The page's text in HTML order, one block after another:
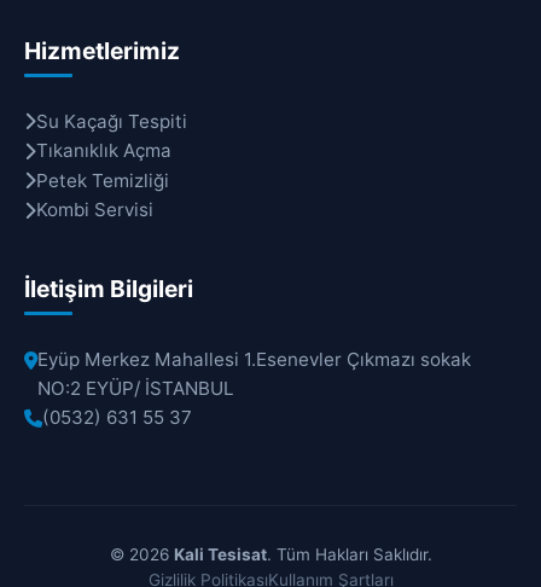
Hizmetlerimiz
Su Kaçağı Tespiti
Tıkanıklık Açma
Petek Temizliği
Kombi Servisi
İletişim Bilgileri
Eyüp Merkez Mahallesi 1.Esenevler Çıkmazı sokak
NO:2 EYÜP/ İSTANBUL
(0532) 631 55 37
© 2026 Kali Tesisat. Tüm Hakları Saklıdır.
Gizlilik PolitikasıKullanım Şartları